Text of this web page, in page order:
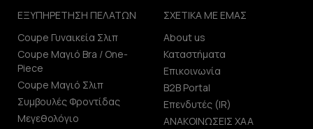
ΕΞΥΠΗΡΕΤΗΣΗ ΠΕΛΑΤΩΝ
Coupe Γυναικεία Σλιπ
Coupe Μαγιό Bra / One-
Piece
Coupe Μαγιό Σλιπ
Συμβουλές Φροντίδας
Μεγεθολόγιο
ΣΧΕΤΙΚΑ ΜΕ ΕΜΑΣ
About us
Καταστήματα
Επικοινωνία
B2B Portal
Επενδυτές (IR)
ΑΝΑΚΟΙΝΩΣΕΙΣ ΧΑΑ